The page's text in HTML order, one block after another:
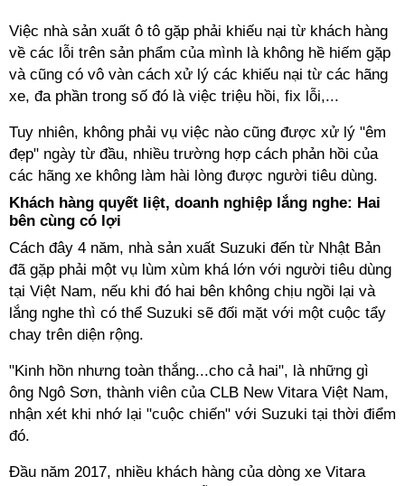
Việc nhà sản xuất ô tô gặp phải khiếu nại từ khách hàng
về các lỗi trên sản phẩm của mình là không hề hiếm gặp
và cũng có vô vàn cách xử lý các khiếu nại từ các hãng
xe, đa phần trong số đó là việc triệu hồi, fix lỗi,...
Tuy nhiên, không phải vụ việc nào cũng được xử lý "êm
đẹp" ngày từ đầu, nhiều trường hợp cách phản hồi của
các hãng xe không làm hài lòng được người tiêu dùng.
Khách hàng quyết liệt, doanh nghiệp lắng nghe: Hai
bên cùng có lợi
Cách đây 4 năm, nhà sản xuất Suzuki đến từ Nhật Bản
đã gặp phải một vụ lùm xùm khá lớn với người tiêu dùng
tại Việt Nam, nếu khi đó hai bên không chịu ngồi lại và
lắng nghe thì có thể Suzuki sẽ đối mặt với một cuộc tẩy
chay trên diện rộng.
"Kinh hồn nhưng toàn thắng...cho cả hai", là những gì
ông Ngô Sơn, thành viên của CLB New Vitara Việt Nam,
nhận xét khi nhớ lại "cuộc chiến" với Suzuki tại thời điểm
đó.
Đầu năm 2017, nhiều khách hàng của dòng xe Vitara